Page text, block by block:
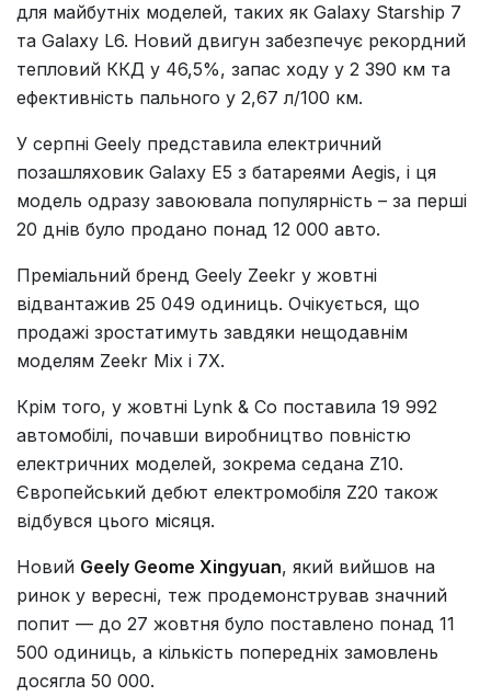
для майбутніх моделей, таких як Galaxy Starship 7
та Galaxy L6. Новий двигун забезпечує рекордний
тепловий ККД у 46,5%, запас ходу у 2 390 км та
ефективність пального у 2,67 л/100 км.
У серпні Geely представила електричний
позашляховик Galaxy E5 з батареями Aegis, і ця
модель одразу завоювала популярність – за перші
20 днів було продано понад 12 000 авто.
Преміальний бренд Geely Zeekr у жовтні
відвантажив 25 049 одиниць. Очікується, що
продажі зростатимуть завдяки нещодавнім
моделям Zeekr Mix і 7X.
Крім того, у жовтні Lynk & Co поставила 19 992
автомобілі, почавши виробництво повністю
електричних моделей, зокрема седана Z10.
Європейський дебют електромобіля Z20 також
відбувся цього місяця.
Новий Geely Geome Xingyuan, який вийшов на
ринок у вересні, теж продемонстрував значний
попит — до 27 жовтня було поставлено понад 11
500 одиниць, а кількість попередніх замовлень
досягла 50 000.